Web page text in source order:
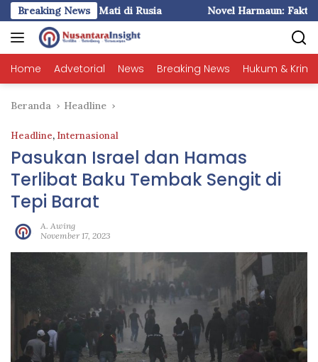
Langsung
ke
konten
Breaking News
: Liem Ingin Mati di Rusia Novel Harmaun: Fakta plus
Home Advetorial News Breaking News Hukum &
Beranda Headline
Headline, Internasional
Pasukan Israel dan Hamas
Terlibat Baku Tembak Sengit di
Tepi Barat
A. Awing
November 17, 2023